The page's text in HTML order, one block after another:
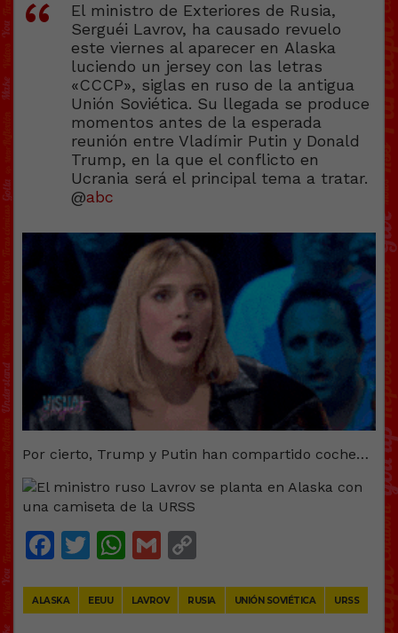
El ministro de Exteriores de Rusia,
Serguéi Lavrov, ha causado revuelo
este viernes al aparecer en Alaska
luciendo un jersey con las letras
«CCCP», siglas en ruso de la antigua
Unión Soviética. Su llegada se produce
momentos antes de la esperada
reunión entre Vladímir Putin y Donald
Trump, en la que el conflicto en
Ucrania será el principal tema a tratar.
@abc
Por cierto, Trump y Putin han compartido coche…
Facebook
Twitter
WhatsApp
Gmail
ALASKA EEUU LAVROV RUSIA UNIÓN SOVIÉTICA URSS